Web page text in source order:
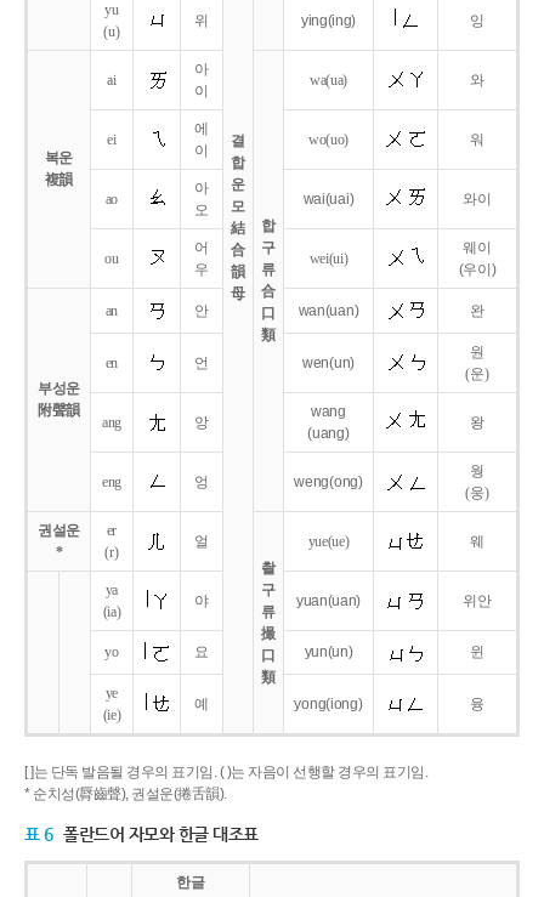
결
합
운
모
結
合
韻
母
yu
(u)
위 ying(ing) 잉
복운
複韻
ai
아
이
합
구
류
合
口
類
wa(ua) 와
ei
에
이
wo(uo) 워
ao
아
오
wai(uai) 와이
ou
어
우
wei(ui)
웨이
(우이)
부성운
附聲韻
an 안 wan(uan) 완
en 언 wen(un)
원
(운)
ang 앙
wang
(uang)
왕
eng 엉 weng(ong)
웡
(웅)
권설운
*
er
(r)
얼
촬
구
류
撮
口
類
yue(ue) 웨
ya
(ia)
야 yuan(uan) 위안
yo 요 yun(un) 윈
ye
(ie)
예 yong(iong) 융
[ ]는 단독 발음될 경우의 표기임. ( )는 자음이 선행할 경우의 표기임.
* 순치성(脣齒聲), 권설운(捲舌韻).
표 6 폴란드어 자모와 한글 대조표
한글